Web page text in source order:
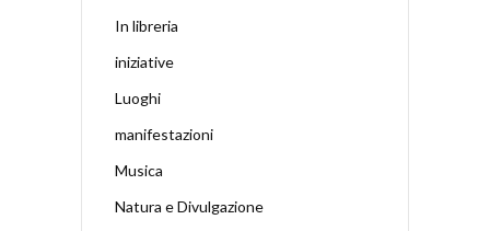
In libreria
iniziative
Luoghi
manifestazioni
Musica
Natura e Divulgazione